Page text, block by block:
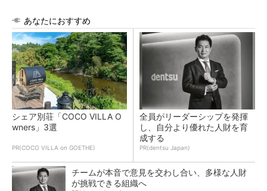
あなたにおすすめ
シェア別荘「COCO VILLA O
wners」3選
PR(COCO VILLA on GOETHE)
全員がリーダーシップを発揮
し、自分より優れた人財を育
成する
PR(dentsu Japan)
チームが本音で意見を交わし合い、多様な人財
が挑戦できる組織へ